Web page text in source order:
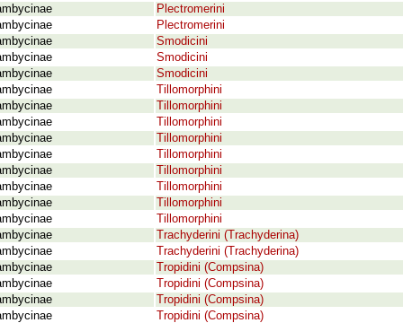
Plectromerini
Plectromerini
Smodicini
Smodicini
Smodicini
Tillomorphini
Tillomorphini
Tillomorphini
Tillomorphini
Tillomorphini
Tillomorphini
Tillomorphini
Tillomorphini
Tillomorphini
Trachyderini (Trachyderina)
Trachyderini (Trachyderina)
Tropidini (Compsina)
Tropidini (Compsina)
Tropidini (Compsina)
Tropidini (Compsina)